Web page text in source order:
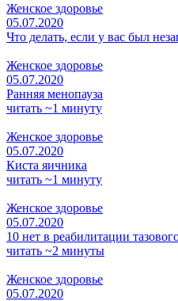
Женское здоровье
05.07.2020
Что делать, если у вас был
Женское здоровье
05.07.2020
Ранняя менопауза
читать ~1 минуту
Женское здоровье
05.07.2020
Киста яичника
читать ~1 минуту
Женское здоровье
05.07.2020
10 нет в реабилитации
читать ~2 минуты
Женское здоровье
05.07.2020